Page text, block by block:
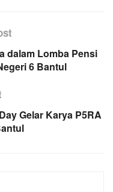
dalam Lomba Pensi
6 Bantul
Gelar Karya P5RA